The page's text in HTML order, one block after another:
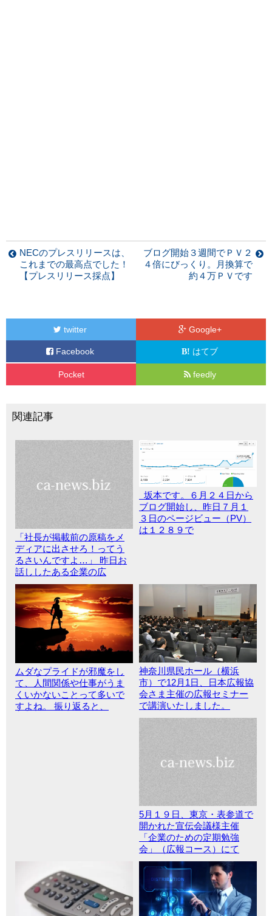
NECのプレスリリースは、
これまでの最高点でした！
【プレスリリース採点】
ブログ開始３週間でＰＶ２
４倍にびっくり。月換算で
約４万ＰＶです
twitter Google+
Facebook はてブ
Pocket feedly
関連記事
「社長が掲載前の原稿をメ
ディアに出させろ！ってう
るさいんですよ…」 昨日お
話ししたある企業の広
坂本です。６月２４日から
ブログ開始し、昨日７月１
３日のページビュー（PV）
は１２８９で
ムダなプライドが邪魔をし
て、人間関係や仕事がうま
くいかないことって多いで
すよね。 振り返ると、
神奈川県民ホール（横浜
市）で12月1日、日本広報協
会さま主催の広報セミナー
で講演いたしました。
5月１９日、東京・表参道で
開かれた宣伝会議様主催
「企業のための定期勉強
会」（広報コース）にて